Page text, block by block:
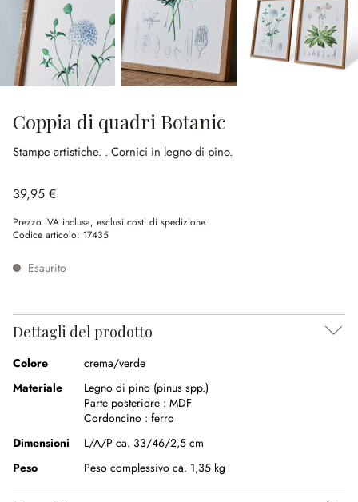
Coppia di quadri Botanic
Stampe artistiche. . Cornici in legno di pino.
39,95 €
Prezzo IVA inclusa, esclusi costi di spedizione.
Codice articolo: 17435
Esaurito
Dettagli del prodotto
Colore
crema/verde
Materiale
Legno di pino (pinus spp.)
Parte posteriore : MDF
Cordoncino : ferro
Dimensioni
L/A/P ca. 33/46/2,5 cm
Peso
Peso complessivo ca. 1,35 kg